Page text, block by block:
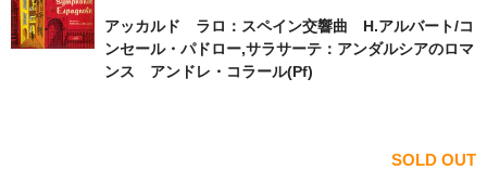
交響曲・管弦楽曲アッカルド ラロ：スペイン交響曲 H.アルバート/コ
ンセール・パドロー,サラサーテ：アンダルシアのロマ
ンス アンドレ・コラール(Pf)
SOLD OUT